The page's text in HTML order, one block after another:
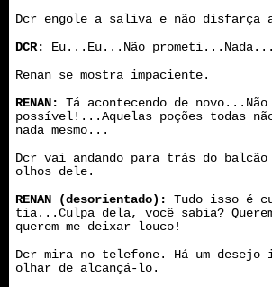
Dcr engole a saliva e não disfarça
DCR:
Eu...Eu...Não prometi...Nada...
Renan se mostra impaciente.
RENAN:
Tá acontecendo de novo...Não
possível!...Aquelas poções todas
nada mesmo...
Dcr vai andando para trás do
olhos dele.
RENAN (desorientado):
Tudo isso é
tia...Culpa dela, você sabia?
querem me deixar louco!
Dcr mira no telefone. Há um desejo
olhar de alcançá-lo.